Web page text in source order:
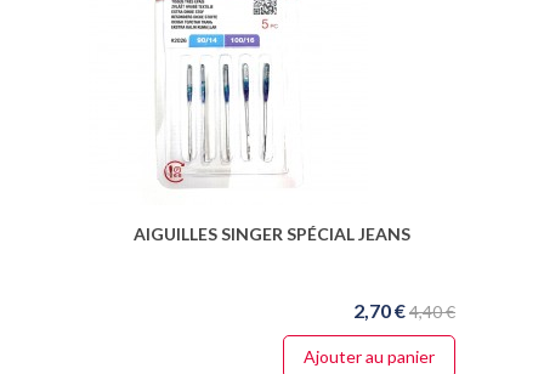
AIGUILLES SINGER SPÉCIAL JEANS
2,70 €4,40 €
Ajouter au panier